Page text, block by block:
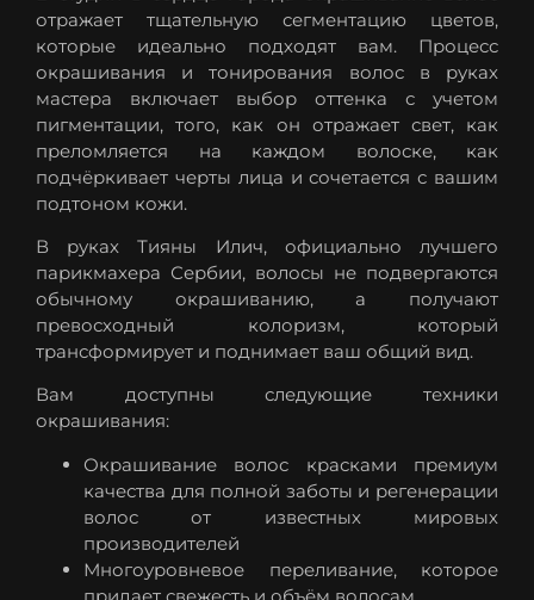
отражает тщательную сегментацию цветов,
которые идеально подходят вам. Процесс
окрашивания и тонирования волос в руках
мастера включает выбор оттенка с учетом
пигментации, того, как он отражает свет, как
преломляется на каждом волоске, как
подчёркивает черты лица и сочетается с вашим
подтоном кожи.
В руках Тияны Илич, официально лучшего
парикмахера Сербии, волосы не подвергаются
обычному окрашиванию, а получают
превосходный колоризм, который
трансформирует и поднимает ваш общий вид.
Вам доступны следующие техники
окрашивания:
Окрашивание волос красками премиум
качества для полной заботы и регенерации
волос от известных мировых
производителей
Многоуровневое переливание, которое
придает свежесть и объём волосам